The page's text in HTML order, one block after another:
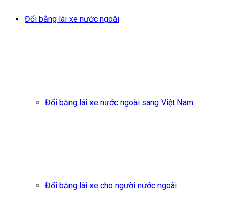
Đổi bằng lái xe nước ngoài
Đổi bằng lái xe nước ngoài sang Việt Nam
Đổi bằng lái xe cho người nước ngoài